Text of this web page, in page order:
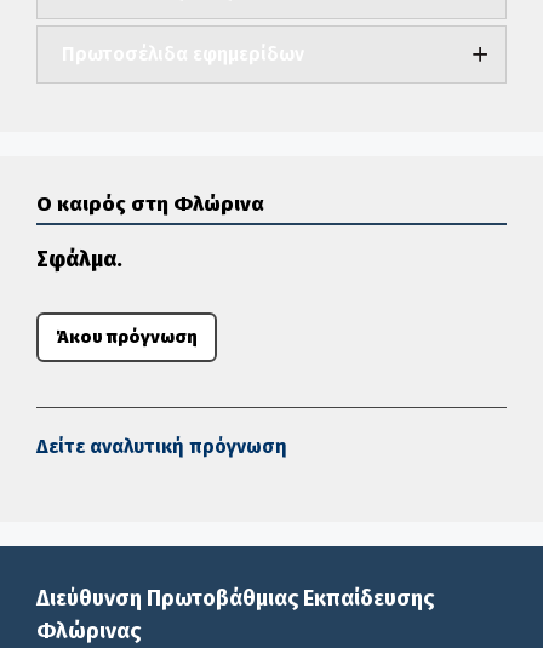
Ο καιρός στη Φλώρινα
Σφάλμα.
Άκου πρόγνωση
Δείτε αναλυτική πρόγνωση
Διεύθυνση Πρωτοβάθμιας Εκπαίδευσης
Φλώρινας